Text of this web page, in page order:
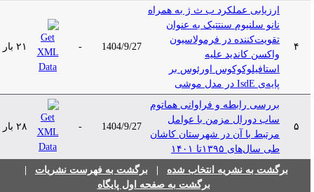
ارزیابی عملکرد ب ث ژ به همراه
نانو سلنیوم سنتتیک به عنوان
تقویت‌کننده در فرمولاسیون
واکسن کاندید علیه
استافیلوکوکوس اورئوس بر
پایه‌ی IsdE در مدل موشی
1404/9/27 ۲۱ بار
بررسی رابطه و فراوانی هماتوم
ساب دورال مزمن با عوامل
مرتبط با آن در شهرستان کاشان
طی سال‌های ۱۳۹۵تا ۱۴۰۱
1404/9/27 ۲۸ بار
برگشت به نشریه انتخاب شده| برگشت به فهرست نشریات|
برگشت به صفحه اول پایگاه